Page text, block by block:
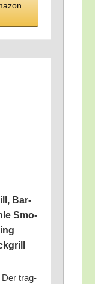
Bar­
Smo­
Der trag­